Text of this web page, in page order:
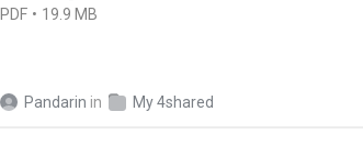
PDF 19.9 MB
Pandarin in My 4shared